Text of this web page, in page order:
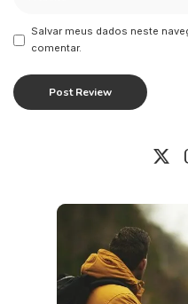
Salvar meus dados neste
comentar.